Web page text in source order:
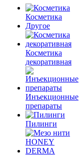
Косметика
Другое
Косметика
декоративная
Инъекционные
препараты
Пилинги